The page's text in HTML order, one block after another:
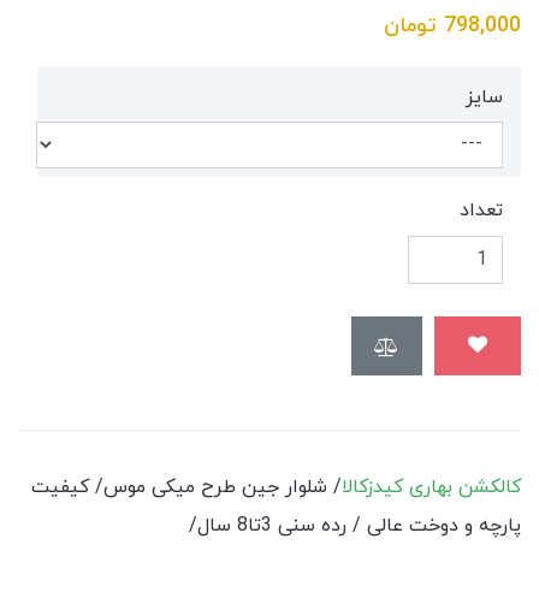
798,000 تومان
سايز
تعداد
کالکشن بهاری کیدزکالا/ شلوار جین طرح میکی موس/ کیفیت
پارچه و دوخت عالی / رده سنی 3تا8 سال/